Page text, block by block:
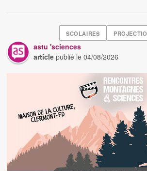
SCOLAIRES
astu 'sciences
article publié le04/08/2026